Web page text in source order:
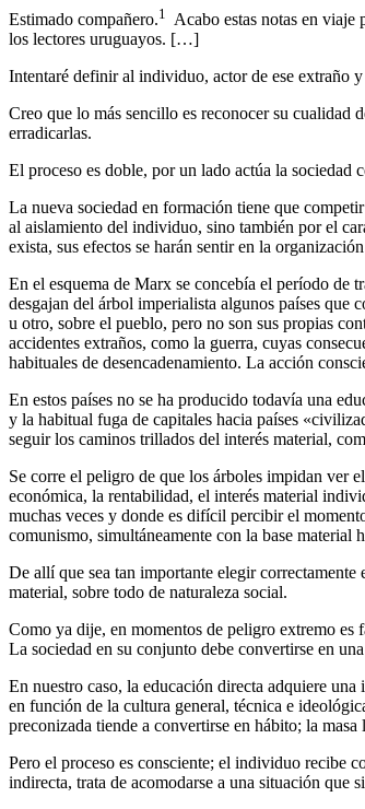
Estimado compañero.1
Acabo estas notas en
los lectores uruguayos. […]
Intentaré definir al individuo, actor de ese extraño
Creo que lo más sencillo es reconocer su cualidad
erradicarlas.
El proceso es doble, por un lado actúa la sociedad
La nueva sociedad en formación tiene que
al aislamiento del individuo, sino también por el
exista, sus efectos se harán sentir en la
En el esquema de Marx se concebía el período de
desgajan del árbol imperialista algunos países que
u otro, sobre el pueblo, pero no son sus propias
accidentes extraños, como la guerra, cuyas
habituales de desencadenamiento. La acción
En estos países no se ha producido todavía una
y la habitual fuga de capitales hacia países
seguir los caminos trillados del interés material,
Se corre el peligro de que los árboles impidan ver
económica, la rentabilidad, el interés material
muchas veces y donde es difícil percibir el
comunismo, simultáneamente con la base material
De allí que sea tan importante elegir
material, sobre todo de naturaleza social.
Como ya dije, en momentos de peligro extremo es
La sociedad en su conjunto debe convertirse en
En nuestro caso, la educación directa adquiere
en función de la cultura general, técnica e
preconizada tiende a convertirse en hábito; la
Pero el proceso es consciente; el individuo recibe
indirecta, trata de acomodarse a una situación que